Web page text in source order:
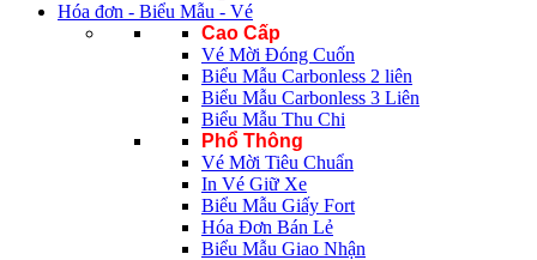
Hóa đơn - Biểu Mẫu - Vé
Cao Cấp
Vé Mời Đóng Cuốn
Biểu Mẫu Carbonless 2 liên
Biểu Mẫu Carbonless 3 Liên
Biểu Mẫu Thu Chi
Phổ Thông
Vé Mời Tiêu Chuẩn
In Vé Giữ Xe
Biểu Mẫu Giấy Fort
Hóa Đơn Bán Lẻ
Biểu Mẫu Giao Nhận